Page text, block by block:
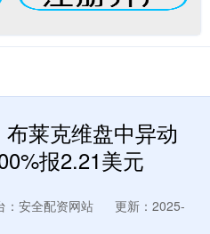
莱克维盘中异动
报2.21美元
：安全配资网站
更新：2025-